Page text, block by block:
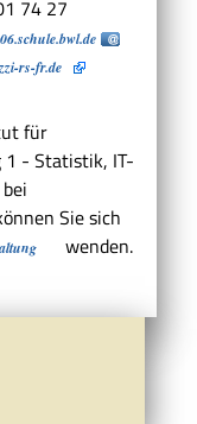
74 27
rs-fr.de
für
1 - Statistik, IT-
Sie sich
wenden.